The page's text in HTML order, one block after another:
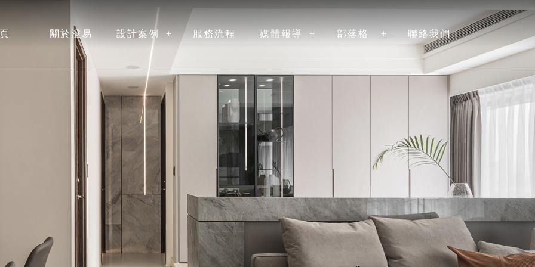
關於澄易
ABOUT
設計案例
ALBUM
服務流程 媒體報導 部落格 聯絡我們
CONTACT